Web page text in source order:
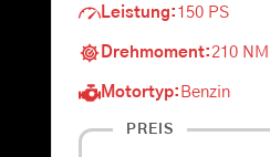
Leistung: 150 PS
Drehmoment: 210 NM
Motortyp: Benzin
PREIS